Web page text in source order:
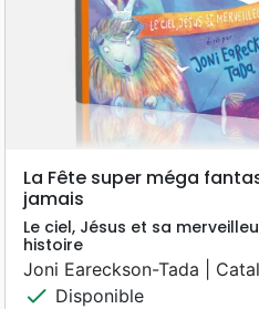
La Fête super méga
jamais
Le ciel, Jésus et sa
histoire
Joni Eareckson-Tada |
check Disponible